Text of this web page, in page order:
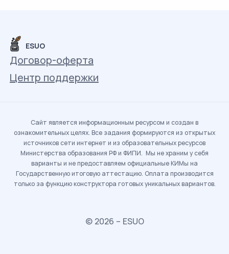
ESUO
Договор-оферта
Центр поддержки
Сайт является информационным ресурсом и создан в
ознакомительных целях. Все задания формируются из открытых
источников сети интернет и из образовательных ресурсов
Министерства образования РФ и ФИПИ. Мы не храним у себя
варианты и не предоставляем официальные КИМы на
Государственную итоговую аттестацию. Оплата производится
только за функцию конструктора готовых уникальных вариантов.
© 2026 – ESUO